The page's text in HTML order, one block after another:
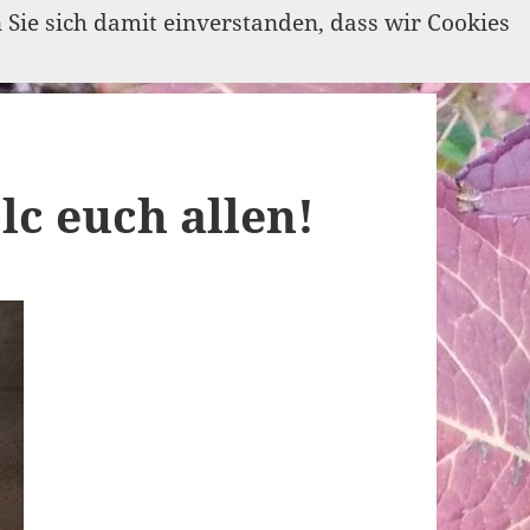
euch allen!
sich damit einverstanden, dass wir Cookies